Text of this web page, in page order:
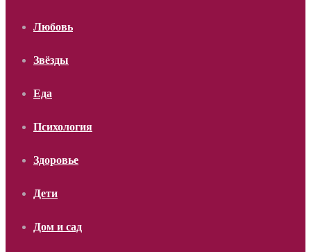
Любовь
Звёзды
Еда
Психология
Здоровье
Дети
Дом и сад